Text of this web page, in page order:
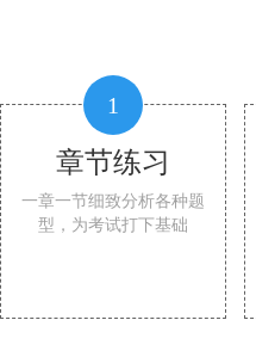
1
章节练习
一章一节细致分析各种题
型，为考试打下基础